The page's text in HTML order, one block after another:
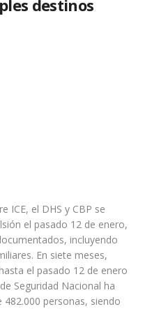
destinos
ICE, el DHS y CBP se
el pasado 12 de enero,
incluyendo
En siete meses,
el pasado 12 de enero
Seguridad Nacional ha
personas, siendo